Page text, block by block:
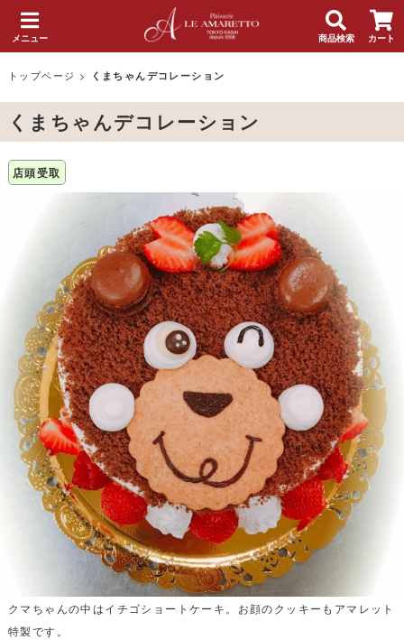
メニュー 商品検索 カート
トップページ > くまちゃんデコレーション
くまちゃんデコレーション
店頭受取
クマちゃんの中はイチゴショートケーキ。お顔のクッキーもアマレット
特製です。